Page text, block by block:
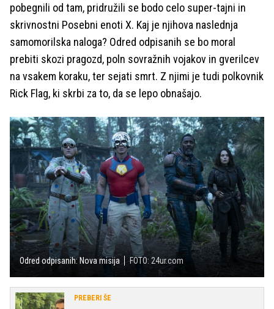
pobegnili od tam, pridružili se bodo celo super-tajni in
skrivnostni Posebni enoti X. Kaj je njihova naslednja
samomorilska naloga? Odred odpisanih se bo moral
prebiti skozi pragozd, poln sovražnih vojakov in gverilcev
na vsakem koraku, ter sejati smrt. Z njimi je tudi polkovnik
Rick Flag, ki skrbi za to, da se lepo obnašajo.
Odred odpisanih: Nova misija FOTO: 24ur.com
PREBERI ŠE